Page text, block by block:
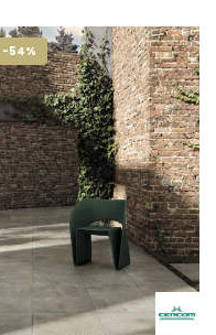
-54%